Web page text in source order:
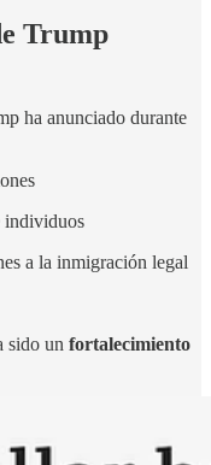
Trump
ha anunciado durante
individuos
a la inmigración legal
sido un fortalecimiento